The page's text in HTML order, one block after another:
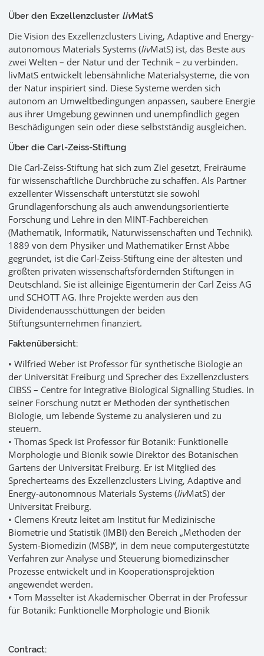
Über den Exzellenzcluster livMatS
Die Vision des Exzellenzclusters Living, Adaptive and Energy-
autonomous Materials Systems (livMatS) ist, das Beste aus
zwei Welten – der Natur und der Technik – zu verbinden.
livMatS entwickelt lebensähnliche Materialsysteme, die von
der Natur inspiriert sind. Diese Systeme werden sich
autonom an Umweltbedingungen anpassen, saubere Energie
aus ihrer Umgebung gewinnen und unempfindlich gegen
Beschädigungen sein oder diese selbstständig ausgleichen.
Über die Carl-Zeiss-Stiftung
Die Carl-Zeiss-Stiftung hat sich zum Ziel gesetzt, Freiräume
für wissenschaftliche Durchbrüche zu schaffen. Als Partner
exzellenter Wissenschaft unterstützt sie sowohl
Grundlagenforschung als auch anwendungsorientierte
Forschung und Lehre in den MINT-Fachbereichen
(Mathematik, Informatik, Naturwissenschaften und Technik).
1889 von dem Physiker und Mathematiker Ernst Abbe
gegründet, ist die Carl-Zeiss-Stiftung eine der ältesten und
größten privaten wissenschaftsfördernden Stiftungen in
Deutschland. Sie ist alleinige Eigentümerin der Carl Zeiss AG
und SCHOTT AG. Ihre Projekte werden aus den
Dividendenausschüttungen der beiden
Stiftungsunternehmen finanziert.
Faktenübersicht:
• Wilfried Weber ist Professor für synthetische Biologie an
der Universität Freiburg und Sprecher des Exzellenzclusters
CIBSS – Centre for Integrative Biological Signalling Studies. In
seiner Forschung nutzt er Methoden der synthetischen
Biologie, um lebende Systeme zu analysieren und zu
steuern.
• Thomas Speck ist Professor für Botanik: Funktionelle
Morphologie und Bionik sowie Direktor des Botanischen
Gartens der Universität Freiburg. Er ist Mitglied des
Sprecherteams des Exzellenzclusters Living, Adaptive and
Energy-autonomnous Materials Systems (livMatS) der
Universität Freiburg.
• Clemens Kreutz leitet am Institut für Medizinische
Biometrie und Statistik (IMBI) den Bereich „Methoden der
System-Biomedizin (MSB)“, in dem neue computergestützte
Verfahren zur Analyse und Steuerung biomedizinscher
Prozesse entwickelt und in Kooperationsprojektion
angewendet werden.
• Tom Masselter ist Akademischer Oberrat in der Professur
für Botanik: Funktionelle Morphologie und Bionik
Contract: